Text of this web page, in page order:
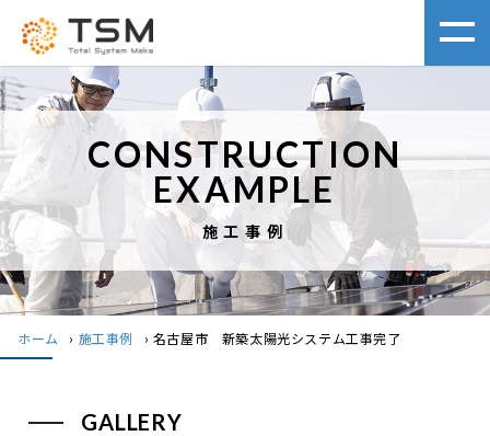
CONSTRUCTION
EXAMPLE
施工事例
ホーム › 施工事例 › 名古屋市 新築太陽光システム工事完了
GALLERY